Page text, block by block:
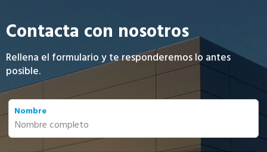
Contacta con nosotros
Rellena el formulario y te responderemos lo antes
posible.
Leave
this
field
blank
Nombre